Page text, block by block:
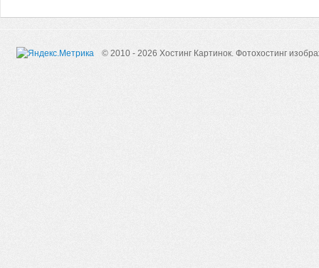
© 2010 - 2026 Хостинг Картинок. Фотохостинг